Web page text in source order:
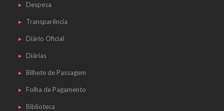
Despesa
Transparência
Diário Oficial
Diárias
Bilhete de Passagem
Folha de Pagamento
Biblioteca